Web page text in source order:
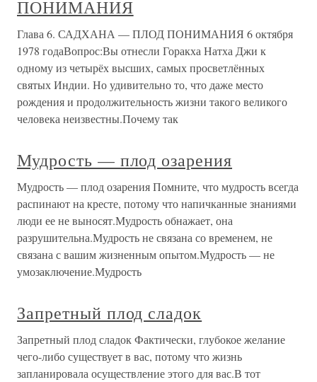
ПОНИМАНИЯ
Глава 6. САДХАНА — ПЛОД ПОНИМАНИЯ 6 октября
1978 годаВопрос:Вы отнесли Горакха Натха Джи к
одному из четырёх высших, самых просветлённых
святых Индии. Но удивительно то, что даже место
рождения и продолжительность жизни такого великого
человека неизвестны.Почему так
Мудрость — плод озарения
Мудрость — плод озарения Помните, что мудрость всегда
распинают на кресте, потому что напичканные знаниями
люди ее не выносят.Мудрость обнажает, она
разрушительна.Мудрость не связана со временем, не
связана с вашим жизненным опытом.Мудрость — не
умозаключение.Мудрость
Запретный плод сладок
Запретный плод сладок Фактически, глубокое желание
чего-либо существует в вас, потому что жизнь
запланировала осуществление этого для вас.В тот